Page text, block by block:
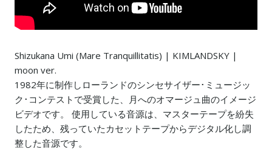
Shizukana Umi (Mare Tranquillitatis) | KIMLANDSKY |
moon ver.
1982年に制作しローランドのシンセサイザー･ミュージッ
ク･コンテストで受賞した、月へのオマージュ曲のイメージ
ビデオです。 使用している音源は、マスターテープを紛失
したため、残っていたカセットテープからデジタル化し調
整した音源です。